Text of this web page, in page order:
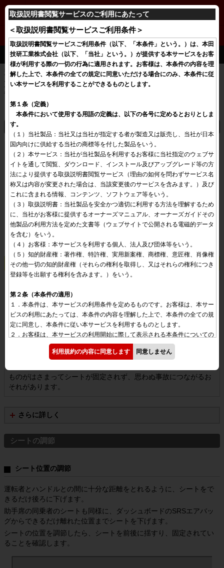
取扱説明書閲覧サービスのご利用にあたって
＜取扱説明書閲覧サービスご利用条件＞
取扱説明書閲覧サービスご利用条件（以下、「本条件」という。）は、本田
技研工業株式会社（以下、「当社」という。）が提供する本サービスをお客
様が利用する際の一切の行為に適用されます。お客様は、本条件の内容を理
解した上で、本条件の全ての規定に同意いただける場合にのみ、本条件に従
い本サービスを利用することができるものとします。
第１条（定義）
本条件において使用する用語の定義は、以下の各号に定めるとおりとしま
す。
（１）当社製品：当社又は当社が指定する者が製造又は販売し、当社が日本
国内向けに供給する当社の商標等を付した製品をいう。
（２）本サービス：当社が当社製品を利用するお客様に当社指定のウェブサ
イトを通して閲覧、ダウンロード、インストール及びアップグレード等の方
法により提供する取扱説明書閲覧サービス（理由の如何を問わずサービス名
称又は内容が変更された場合は、当該変更後のサービスを含みます。）及び
これに含まれる情報、コンテンツ、ソフトウェア等をいう。
（３）取扱説明書：当社製品を安全かつ適切に利用する方法を理解するため
に、当社がお客様に提供するオーナーズマニュアル、オーナーズガイドその
他製品の利用方法を定めた文書等（ウェブサイトで公開される電磁的データ
を含む）をいう。
（４）お客様：本サービスを利用する個人、法人及び団体等をいう。
（５）知的財産権：著作権、特許権、実用新案権、商標権、意匠権、肖像権
その他一切の知的財産権（それらの権利を取得し、又はそれらの権利につき
登録等を出願する権利を含みます。）をいう。
第２条（本条件の適用）
１．本条件は、本サービスの利用条件を定めるものです。お客様は、本サー
ビスの利用にあたっては、本条件の内容を理解した上で、本条件の全ての規
定に同意し、本条件に従い本サービスを利用するものとします。
２．お客様は、本サービスの利用開始に際して表示される本条件についての
同意チェックボックスをチェックする又は同意する旨のボタンを押すこと
で、本条件に同意したものとみなされます。また、お客様は、本サービスを
とし、そのような注意事項が画面上に表示されたとき以降、お客様が本サー
ビスを利用した場合には、当該利用によりその記載内容に同意したものとみ
スの説明等とが異なる場合は、本条件の規定が優先して適用されるものとし
第３条（本サービスの運営）
に通知することなく本サービスの内容の追加、変更、停止、中止又は廃止等
を行うことができます。
２．当社は、お客様に本サービスのアップデート版又はバージョンアップ情
報等を提供することができます。この場合、当該アップデート版又はバージ
ョンアップ情報等は本サービスの一部を構成するものとし、その利用につい
ても本条件が当然に適用されます。
第４条（免責）
１．当社は、以下の各号に定める事項について一切の責任を負いません。
利用規約の内容に同意します 同意しません
S660
シート
運転者は、正しい運転姿勢がとれるようにシートを調節します。
正しい運転姿勢とは、シートに深く腰かけた状態で、背もたれから
背を離すことなくペダルを十分に踏み込め、ハンドル操作が楽にで
きる姿勢をいいます。
シートの動かしかた
注意
走行中にシートの調節はしない。
走行中に調節するとシートが必要以上に動くことがあり、思わぬ
事故につながるおそれがあります。調節は走行前に行い、確実に
固定されていることを確認してください。
シートを操作するときは、手や足などをはさまないように十分注
ものがはさまってシートが固定されず、思わぬ事故につながるお
それがあります。
さらに詳しく
シートの調節
シート位置の調節
運転者とハンドルとの間に十分な距離をとれるように、シートをで
きるだけ後ろに下げます。
助手席の同乗者のシートも同様に、ダッシュボードのSRSエアバッ
グからできるだけ離れた位置までシートを下げます。
シートの位置を調節したら、シートを前後に揺すり、固定されてい
ることを確認します。